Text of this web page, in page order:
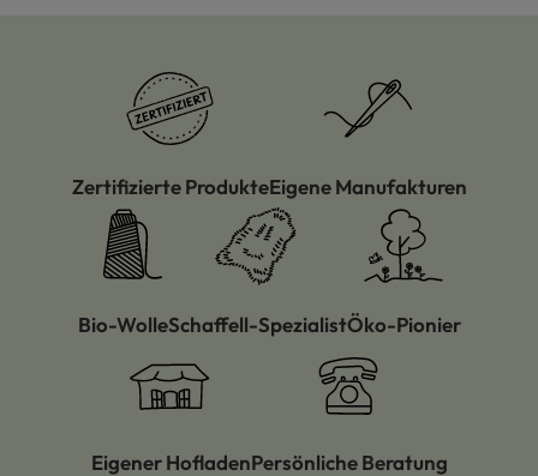
Zertifizierte ProdukteEigene Manufakturen
Bio-WolleSchaffell-SpezialistÖko-Pionier
Eigener HofladenPersönliche Beratung